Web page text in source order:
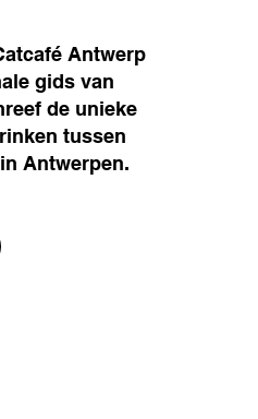
Antwerp
gids van
de unieke
tussen
Antwerpen.